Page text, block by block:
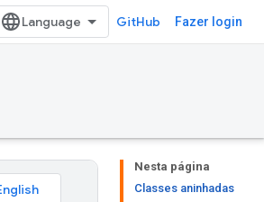
GitHub Fazer login
Nesta página
Classes aninhadas